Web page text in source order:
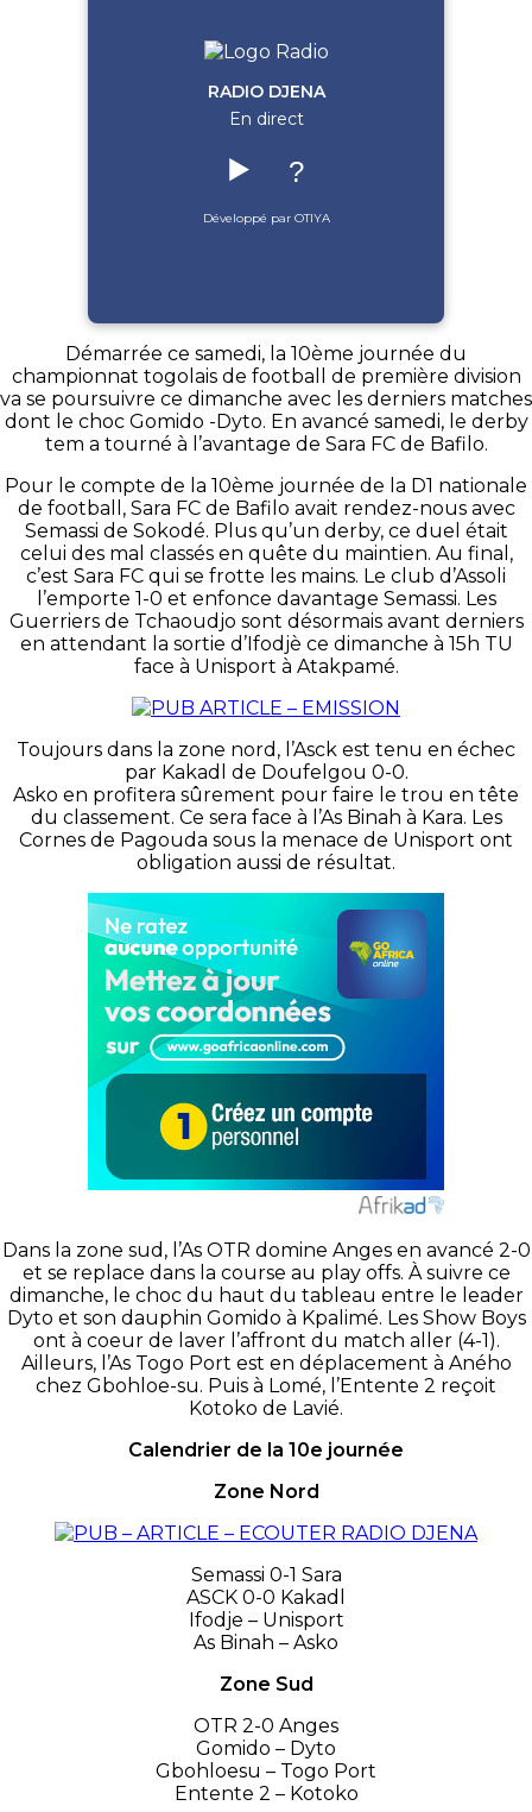
RADIO DJENA
En direct
▶️ ?
Développé par OTIYA
Démarrée ce samedi, la 10ème journée du
championnat togolais de football de première division
va se poursuivre ce dimanche avec les derniers matches
dont le choc Gomido -Dyto. En avancé samedi, le derby
tem a tourné à l’avantage de Sara FC de Bafilo.
Pour le compte de la 10ème journée de la D1 nationale
de football, Sara FC de Bafilo avait rendez-nous avec
Semassi de Sokodé. Plus qu’un derby, ce duel était
celui des mal classés en quête du maintien. Au final,
c’est Sara FC qui se frotte les mains. Le club d’Assoli
l’emporte 1-0 et enfonce davantage Semassi. Les
Guerriers de Tchaoudjo sont désormais avant derniers
en attendant la sortie d’Ifodjè ce dimanche à 15h TU
face à Unisport à Atakpamé.
Toujours dans la zone nord, l’Asck est tenu en échec
par Kakadl de Doufelgou 0-0.
Asko en profitera sûrement pour faire le trou en tête
du classement. Ce sera face à l’As Binah à Kara. Les
Cornes de Pagouda sous la menace de Unisport ont
obligation aussi de résultat.
Dans la zone sud, l’As OTR domine Anges en avancé 2-0
et se replace dans la course au play offs. À suivre ce
dimanche, le choc du haut du tableau entre le leader
Dyto et son dauphin Gomido à Kpalimé. Les Show Boys
ont à coeur de laver l’affront du match aller (4-1).
Ailleurs, l’As Togo Port est en déplacement à Aného
chez Gbohloe-su. Puis à Lomé, l’Entente 2 reçoit
Kotoko de Lavié.
Calendrier de la 10e journée
Zone Nord
Semassi 0-1 Sara
ASCK 0-0 Kakadl
Ifodje – Unisport
As Binah – Asko
Zone Sud
OTR 2-0 Anges
Gomido – Dyto
Gbohloesu – Togo Port
Entente 2 – Kotoko